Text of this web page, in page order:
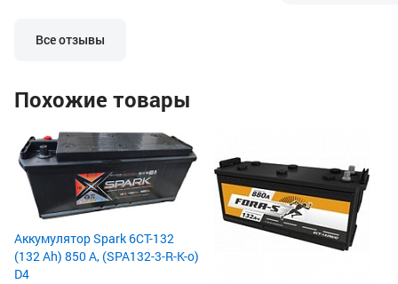
прошло более
проверки перед
Поставил на
автоматического
устройства.
После того как
Все отзывы
Похожие товары
Аккумулятор Spark 6СТ-132
(132 Ah) 850 А, (SPA132-3-R-K-o)
D4